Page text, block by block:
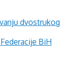
dvostrukog
BiH